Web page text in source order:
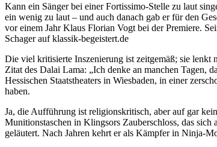
Kann ein Sänger bei einer Fortissimo-Stelle zu laut
ein wenig zu laut – und auch danach gab er für den
vor einem Jahr Klaus Florian Vogt bei der Premiere.
Schager auf klassik-begeistert.de
Die viel kritisierte Inszenierung ist zeitgemäß; sie lenkt
Zitat des Dalai Lama: „Ich denke an manchen Tagen,
Hessischen Staatstheaters in Wiesbaden, in einer
haben.
Ja, die Aufführung ist religionskritisch, aber auf gar
Munitionstaschen in Klingsors Zauberschloss, das
geläutert. Nach Jahren kehrt er als Kämpfer in Ninja-